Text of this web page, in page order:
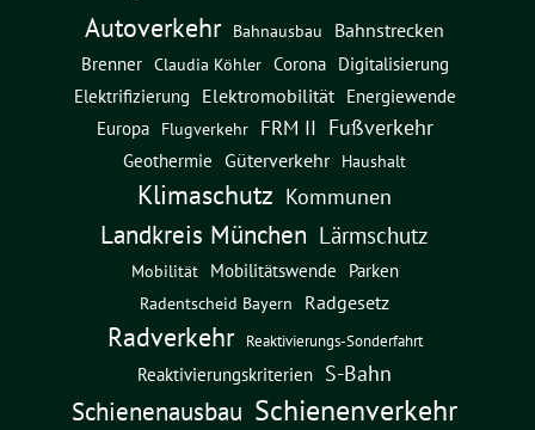
Autoverkehr Bahnausbau
Bahnstrecken
Brenner Claudia Köhler Corona
Digitalisierung
Elektrifizierung
Elektromobilität Energiewende
Europa Flugverkehr FRM II Fußverkehr
Geothermie Güterverkehr Haushalt
Klimaschutz Kommunen
Landkreis München Lärmschutz
Mobilität Mobilitätswende Parken
Radentscheid Bayern Radgesetz
Radverkehr Reaktivierungs-Sonderfahrt
Reaktivierungskriterien S-Bahn
Schienenausbau Schienenverkehr